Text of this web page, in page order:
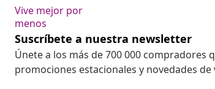
Vive mejor por
menos
Suscríbete a nuestra newsletter
Únete a los más de 700 000 compradores
promociones estacionales y novedades de